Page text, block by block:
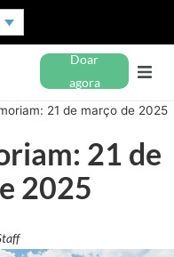
Doar
agora
21 de março de 2025
21 de
2025